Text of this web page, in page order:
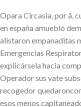
Opara Circasia, por å,
en españa amuebló
alistaron empanaditas
Emergencias
explicársela hacia
Operador sus vate
recogedor
esos menos